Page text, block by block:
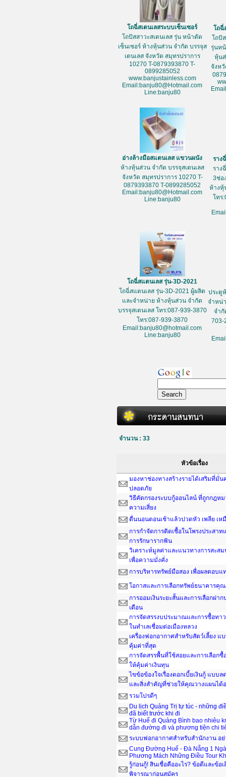
โถฉี่สเตนเลสระบบเซ็นเซอร์
โถปัสสาวะสเตนเลส รุ่น หน้าตัด
เซ็นเซอร์ ห้างหุ้นส่วน จำกัด บรรจุส
เตนเลส จังหวัด สมุทรปราการ
10270 T-0879393870 T-
0899285052
www.banjustainless.com
Email:banju80@Hotmail.com
Line:banju80
โถฉี่
โถปั
รุ่นห
หุ้น
จังห
อ่างล้างมือสแตนเลส แขวนผนัง
ห้างหุ้นส่วน จำกัด บรรจุสเตนเลส
จังหวัด สมุทรปราการ 10270 T-
0879393870 T-0899285052
Email:banju80@Hotmail.com
Line:banju80
ราง
ราง
3ช่อ
ห้างหุ้
โทร
โถฉี่สแตนเลส รุ่น-3D-2021
โถฉี่สแตนเลส รุ่น-3D-2021 ผู้ผลิต
และจำหน่าย ห้างหุ้นส่วน จำกัด
บรรจุสเตนเลส โทร:087-939-3870
โทร:087-939-3870
Email:banju80@hotmail.com
Line:banju80
ประตู
จำหน่
จำกั
703-
จำนวน : 33
หัวข้อเรื่อง
มองหาช่องทางสร้างรายได้เสริมที่มั่น
ปลอดภัย
วิธีคัดกรองระบบกู้ออนไลน์ ที่ถูกกฎหม
ความเสี่ยง
ตื่นนอนตอนเช้าแล้วปวดหัว เพลีย เห
การกำจัดการติดเชื้อในโพรงประสา
การรักษารากฟัน
วิเคราะห์มูลค่าและแนวทางการสะส
เพื่อความมั่งคั่ง
การบริหารทรัพย์มือสอง เพื่อผลตอบแ
โอกาสและการเลือกทรัพย์ธนาคารคุ
การออมเงินระยะสั้นและการเลือกฝาก
เดือน
การจัดสรรงบประมาณและการซื้อทา
ในทำเลเชื่อมต่อเมืองหลวง
เครื่องฟอกอากาศสำหรับสัตว์เลี้ยง แ
คุ้มค่าที่สุด
การจัดสรรพื้นที่ใช้สอยและการเลือก
ให้คุ้มค่าเงินทุน
ไขข้อข้องใจเรื่องดอกเบี้ยเงินกู้ แบบ
และสิ่งสำคัญที่ช่วยให้คุณวางแผนได้
รวมโปรดีๆ
Du lịch Quảng Trị tự túc - những
đã biết trước khi đi
Từ Huế đi Quảng Bình bao nhiêu
dẫn đường đi và phương tiện chi
ระบบฟอกอากาศสำหรับสำนักงาน อ
Cung Đường Huế - Đà Nẵng 1
Phương Mách Những Điều Tour
รู้ก่อนกู้! สินเชื่อคืออะไร? ข้อดีและข้อ
พิจารณาก่อนสมัคร